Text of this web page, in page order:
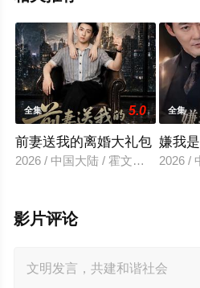
全集 5.0
前妻送我的离婚大礼包
2026 / 中国大陆 / 霍文琦＆雷小米
全集
嫌我
2026 /
影片评论